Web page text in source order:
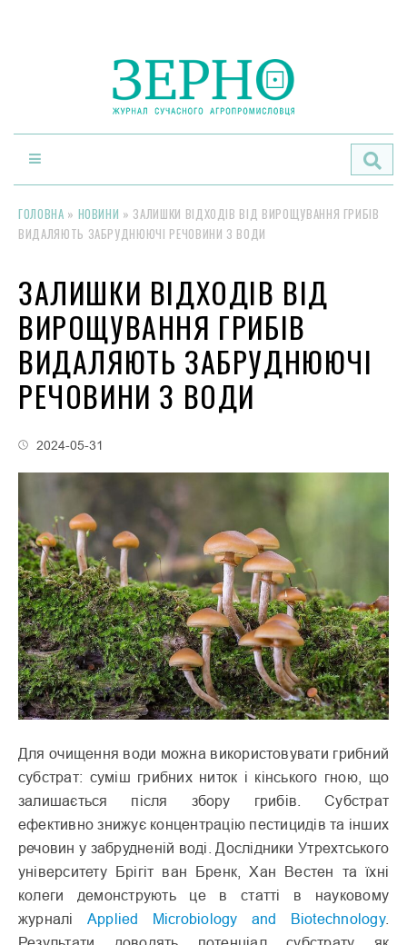
ГОЛОВНА » НОВИНИ » ЗАЛИШКИ ВІДХОДІВ ВІД ВИРОЩУВАННЯ ГРИБІВ
ВИДАЛЯЮТЬ ЗАБРУДНЮЮЧІ РЕЧОВИНИ З ВОДИ
ЗАЛИШКИ ВІДХОДІВ ВІД
ВИРОЩУВАННЯ ГРИБІВ
ВИДАЛЯЮТЬ ЗАБРУДНЮЮЧІ
РЕЧОВИНИ З ВОДИ
2024-05-31
Для очищення води можна використовувати грибний
субстрат: суміш грибних ниток і кінського гною, що
залишається після збору грибів. Субстрат
ефективно знижує концентрацію пестицидів та інших
речовин у забрудненій воді. Дослідники Утрехтського
університету Брігіт ван Бренк, Хан Вестен та їхні
колеги демонструють це в статті в науковому
журналі Applied Microbiology and Biotechnology.